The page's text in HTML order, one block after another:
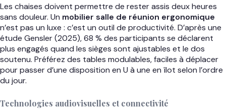
Les chaises doivent permettre de rester assis deux heures
sans douleur. Un mobilier salle de réunion ergonomique
n’est pas un luxe : c’est un outil de productivité. D’après une
étude Gensler (2025), 68 % des participants se déclarent
plus engagés quand les sièges sont ajustables et le dos
soutenu. Préférez des tables modulables, faciles à déplacer
pour passer d’une disposition en U à une en îlot selon l’ordre
du jour.
Technologies audiovisuelles et connectivité